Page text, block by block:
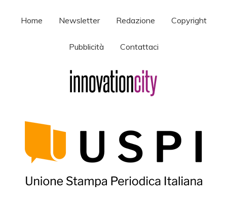
Home Newsletter Redazione Copyright
Pubblicità Contattaci